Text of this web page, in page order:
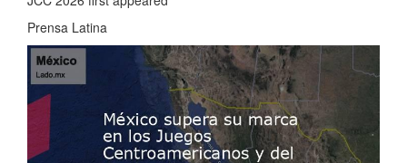
Prensa Latina